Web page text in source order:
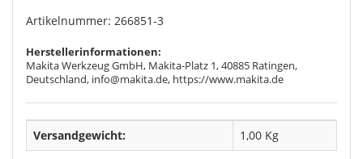
Artikelnummer: 266851-3
Herstellerinformationen:
Makita Werkzeug GmbH, Makita-Platz 1, 40885 Ratingen,
Deutschland, info@makita.de, https://www.makita.de
Versandgewicht: 1,00 Kg